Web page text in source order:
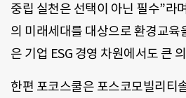
중립 실천은 선택이 아닌 필수”라
의 미래세대를 대상으로 환경교육
은 기업 ESG 경영 차원에서도 큰
한편 포코스쿨은 포스코모빌리티